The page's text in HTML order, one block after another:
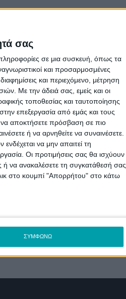
σας
σε μια συσκευή, όπως τα
και προσαρμοσμένες
και περιεχόμενο, μέτρηση
Με την άδειά σας, εμείς και οι
τοποθεσίας και ταυτοποίησης
επεξεργασία από εμάς και τους
αποκτήσετε πρόσβαση σε πιο
ή να αρνηθείτε να συναινέσετε.
να μην απαιτεί τη
Οι προτιμήσεις σας θα ισχύουν
ή να ανακαλέσετε τη συγκατάθεσή σας
στο κουμπί "Απορρήτου" στο κάτω
ΣΥΜΦΩΝΩ